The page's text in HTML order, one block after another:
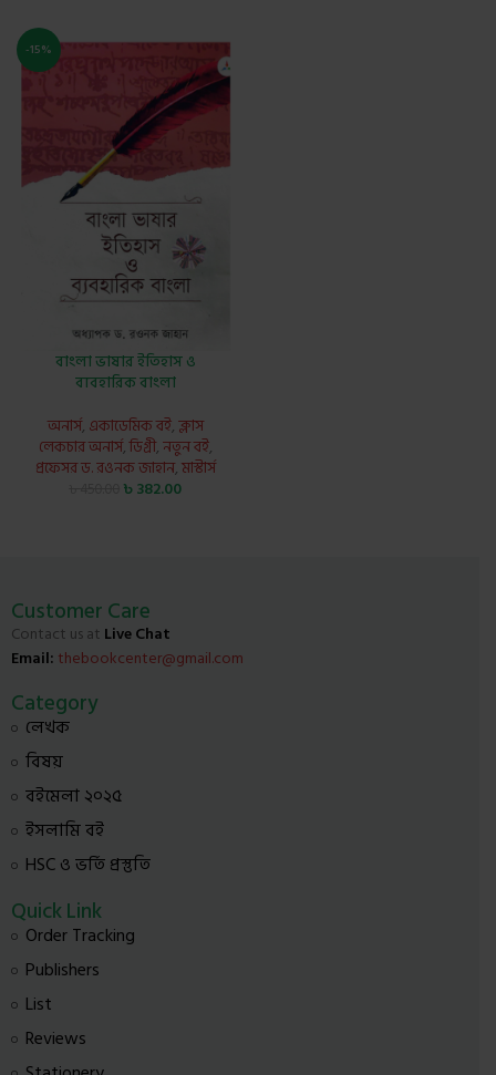
-15%
বাংলা ভাষার ইতিহাস ও
ব্যবহারিক বাংলা
অনার্স, একাডেমিক বই,ক্লাস
লেকচার অনার্স,ডিগ্রী,নতুন বই,
প্রফেসর ড. রওনক জাহান,মাস্টার্স
৳382.00
Customer Care
Contact us at Live Chat
Email: thebookcenter@gmail.com
Category
লেখক
বিষয়
বইমেলা ২০২৫
ইসলামি বই
HSC ও ভর্তি প্রস্তুতি
Quick Link
Order Tracking
Publishers
List
Reviews